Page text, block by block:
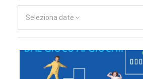
Seleziona date